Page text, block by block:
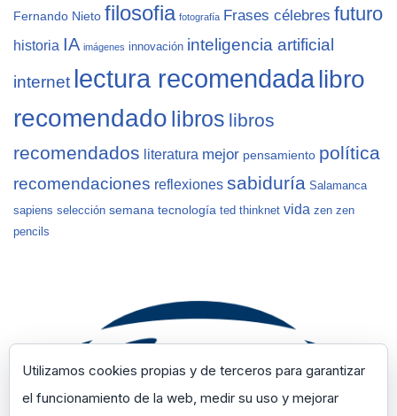
Fernando Nieto filosofia fotografía Frases célebres futuro
historia IA imágenes innovación inteligencia artificial
internet lectura recomendadalibro
recomendado libros libros
recomendados literatura mejor pensamiento política
recomendaciones reflexiones sabiduría Salamanca
sapiens selección semana tecnología ted thinknet vida zen zen
pencils
Utilizamos cookies propias y de terceros para garantizar
el funcionamiento de la web, medir su uso y mejorar